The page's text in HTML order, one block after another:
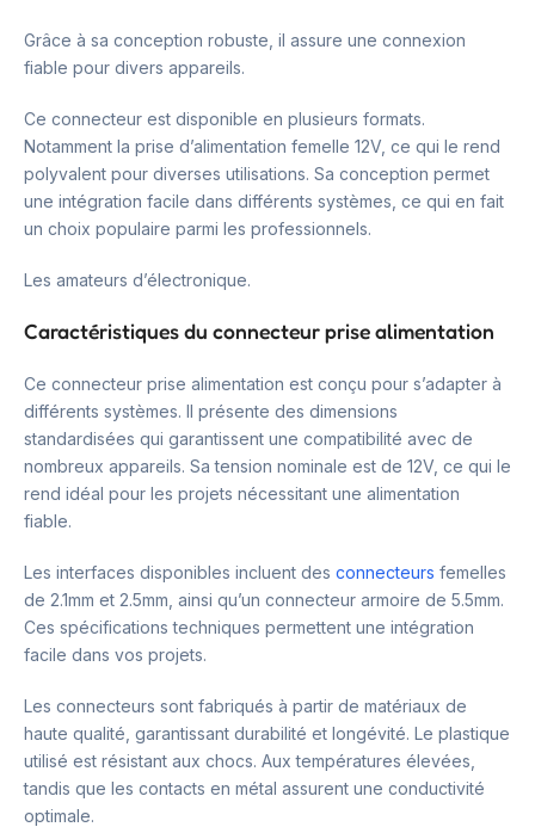
Grâce à sa conception robuste, il assure une connexion
fiable pour divers appareils.
Ce connecteur est disponible en plusieurs formats.
Notamment la prise d’alimentation femelle 12V, ce qui le rend
polyvalent pour diverses utilisations. Sa conception permet
une intégration facile dans différents systèmes, ce qui en fait
un choix populaire parmi les professionnels.
Les amateurs d’électronique.
Caractéristiques du connecteur prise alimentation
Ce connecteur prise alimentation est conçu pour s’adapter à
différents systèmes. Il présente des dimensions
standardisées qui garantissent une compatibilité avec de
nombreux appareils. Sa tension nominale est de 12V, ce qui le
rend idéal pour les projets nécessitant une alimentation
fiable.
Les interfaces disponibles incluent des connecteurs femelles
de 2.1mm et 2.5mm, ainsi qu’un connecteur armoire de 5.5mm.
Ces spécifications techniques permettent une intégration
facile dans vos projets.
Les connecteurs sont fabriqués à partir de matériaux de
haute qualité, garantissant durabilité et longévité. Le plastique
utilisé est résistant aux chocs. Aux températures élevées,
tandis que les contacts en métal assurent une conductivité
optimale.